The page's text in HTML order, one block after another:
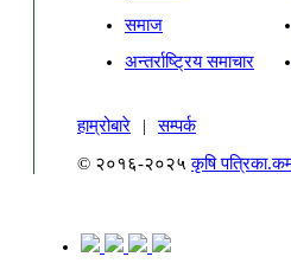
समाज
अन्तर्राष्ट्रिय समाचार
हाम्रोबारे |
सम्पर्क
© २०१६-२०२५कृषि